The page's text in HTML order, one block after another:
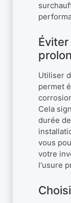
Utiliser
permet
Cela
durée
vous
votre
l'usure